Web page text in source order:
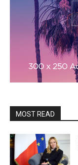
MOST READ